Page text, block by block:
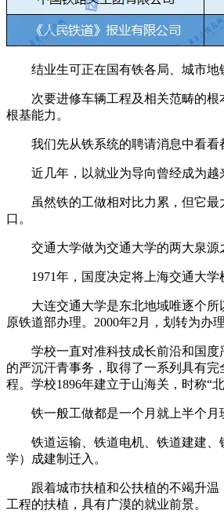
结业生可正在国有铁各局、城市地
次要进修车辆工程及相关范畴的根本
根基能力。
我们先从铁系统的聘请消息中看看都
近几年，以就业为导向曾经成为越来
虽然铁的工做相对比力累，但它最大
口。
交通大学做为交通大学的两大泉源之
1971年，国度决定将上海交通大学
大连交通大学是东北地域唯逐个所以
原铁道部办理。2000年2月，划转为办
学校一直对准科技成长前沿和国度严
的严沉汗青事务，取得了一系列具有
程。学校1896年建立于山海关，时称“
铁一般工做都是一个月就上半个月
铁道运输、铁道电机、铁道建建、铁
学）成建制迁入。
跟着城市扶植和公扶植的不竭升温
工程的扶植，具有广漠的就业前景。